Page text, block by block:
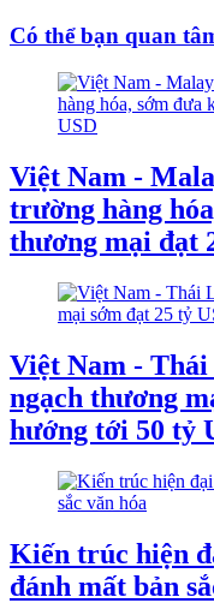
Có thể bạn quan
Việt Nam -
trường hàng
thương mại đạt
Việt Nam -
ngạch thương
hướng tới 50 tỷ
Kiến trúc hiện
đánh mất bản